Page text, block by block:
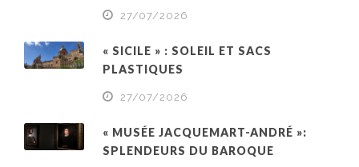
27/07/2026
« SICILE » : SOLEIL ET SACS
PLASTIQUES
27/07/2026
« MUSÉE JACQUEMART-ANDRÉ »:
SPLENDEURS DU BAROQUE